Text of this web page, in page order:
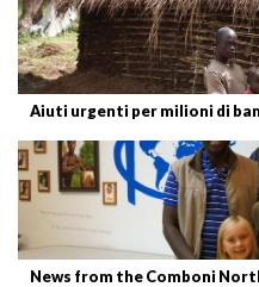
Aiuti urgenti per milioni di
News from the Comboni